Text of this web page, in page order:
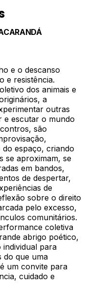
e o descanso
e resistência.
dos animais e
a
outras
e escutar o mundo
são
espaço, criando
se aproximam, se
em bandos,
de despertar,
de
sobre o direito
pelo excesso,
comunitários.
coletiva
abrigo poético,
individual para
do que uma
um convite para
cuidado e